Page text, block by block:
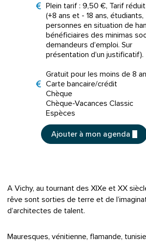
Tarifs
Plein tarif : 9,50 €, Tarif
(+8 ans et - 18 ans, étudiants,
personnes en situation de
bénéficiaires des minimas
demandeurs d’emploi. Sur
présentation d’un justificatif).
Gratuit pour les moins de 8
Moyens de paiement
Carte bancaire/crédit
Chèque
Chèque-Vacances Classic
Espèces
Ajouter à mon agenda
A Vichy, au tournant des XIXe et XX
rêve sont sorties de terre et de
d’architectes de talent.
Mauresques, vénitienne, flamande,